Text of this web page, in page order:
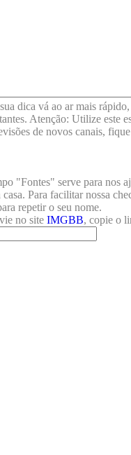
dica vá ao ar mais
Atenção: Utilize este
de novos canais,
"Fontes" serve para nos
Para facilitar nossa
repetir o seu nome.
no site IMGBB, copie o